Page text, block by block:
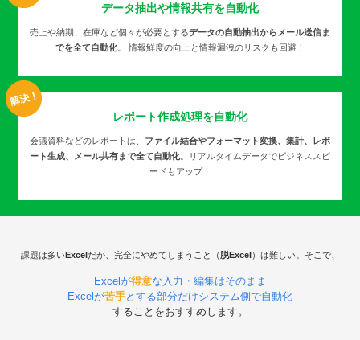
データ抽出や情報共有を自動化
売上や納期、在庫など個々が必要とするデータの自動抽出からメール送信ま
でを全て自動化。 情報鮮度の向上と情報漏洩のリスクも回避！
レポート作成処理を自動化
会議資料などのレポートは、 ファイル結合やフォーマット変換、集計、レポ
ート生成、メール共有まで全て自動化。リアルタイムデータでビジネススピ
ードもアップ！
課題は多いExcel だが、完全にやめてしまうこと（ 脱Excel ）は難しい。そこで、
Excelが得意な入力・編集はそのまま
Excelが苦手とする部分だけシステム側で自動化
することをおすすめします。